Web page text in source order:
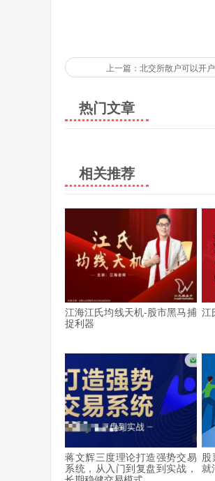
上一篇：北交所散户可以开
热门文章
相关推荐
江海江氏均线天机-股市黑马捕
捉利器
江
蒋文辉三度理论打造强势交易
系统，从入门到复盘到实战，
股
就